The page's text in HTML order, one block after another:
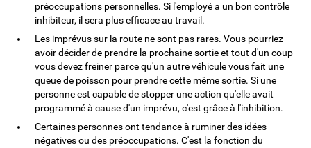
préoccupations personnelles. Si l'employé a un bon contrôle
inhibiteur, il sera plus efficace au travail.
Les imprévus sur la route ne sont pas rares. Vous pourriez
avoir décider de prendre la prochaine sortie et tout d'un coup
vous devez freiner parce qu'un autre véhicule vous fait une
queue de poisson pour prendre cette même sortie. Si une
personne est capable de stopper une action qu'elle avait
programmé à cause d'un imprévu, c'est grâce à l'inhibition.
Certaines personnes ont tendance à ruminer des idées
négatives ou des préoccupations. C'est la fonction du